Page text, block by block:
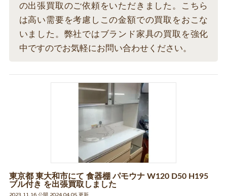
の出張買取のご依頼をいただきました。こちら
は高い需要を考慮しこの金額での買取をおこな
いました。弊社ではブランド家具の買取を強化
中ですのでお気軽にお問い合わせください。
東京都 東大和市にて 食器棚 パモウナ W120 D50 H195
ブル付き を出張買取しました